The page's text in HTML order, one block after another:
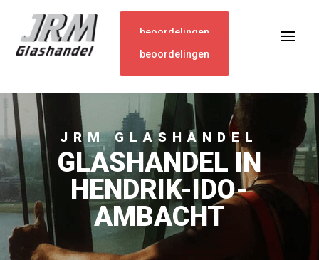
beoordelingen
beoordelingen
JRM GLASHANDEL
GLASHANDEL IN
HENDRIK-IDO-
AMBACHT